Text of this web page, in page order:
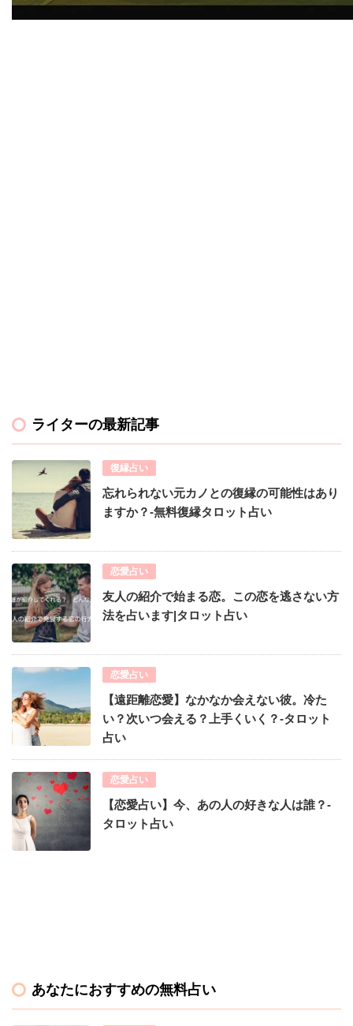
ライターの最新記事
復縁占い
忘れられない元カノとの復縁の可能性はあり
ますか？-無料復縁タロット占い
恋愛占い
友人の紹介で始まる恋。この恋を逃さない方
法を占います|タロット占い
恋愛占い
【遠距離恋愛】なかなか会えない彼。冷た
い？次いつ会える？上手くいく？-タロット
占い
恋愛占い
【恋愛占い】今、あの人の好きな人は誰？-
タロット占い
あなたにおすすめの無料占い